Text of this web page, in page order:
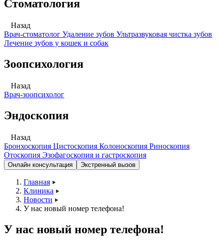
Стоматология
Назад
Врач-стоматолог Удаление зубов Ультразвуковая чистка зубов
Лечение зубов у кошек и собак
Зоопсихология
Назад
Врач-зоопсихолог
Эндоскопия
Назад
Бронхоскопия Цистоскопия Колоноскопия Риноскопия
Отоскопия Эзофагоскопия и гастроскопия
Онлайн консультация Экстренный вызов
Главная
Клиника
Новости
У нас новый номер телефона!
У нас новый номер телефона!